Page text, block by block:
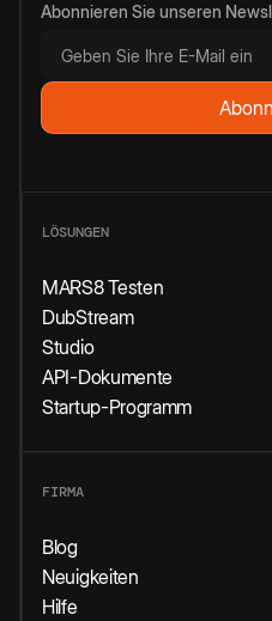
Abonnieren Sie unseren
LÖSUNGEN
MARS8 Testen
DubStream
Studio
API-Dokumente
Startup-Programm
FIRMA
Blog
Neuigkeiten
Hilfe